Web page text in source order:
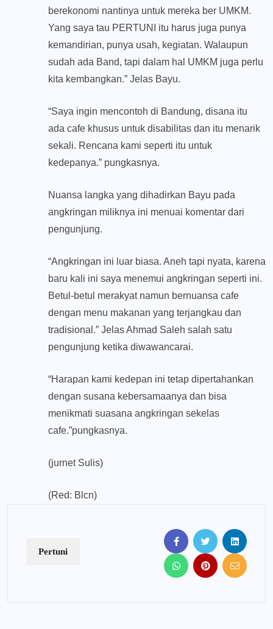
berekonomi nantinya untuk mereka ber UMKM.
Yang saya tau PERTUNI itu harus juga punya
kemandirian, punya usah, kegiatan. Walaupun
sudah ada Band, tapi dalam hal UMKM juga perlu
kita kembangkan.” Jelas Bayu.
“Saya ingin mencontoh di Bandung, disana itu
ada cafe khusus untuk disabilitas dan itu menarik
sekali. Rencana kami seperti itu untuk
kedepanya.” pungkasnya.
Nuansa langka yang dihadirkan Bayu pada
angkringan miliknya ini menuai komentar dari
pengunjung.
“Angkringan ini luar biasa. Aneh tapi nyata, karena
baru kali ini saya menemui angkringan seperti ini.
Betul-betul merakyat namun bernuansa cafe
dengan menu makanan yang terjangkau dan
tradisional.” Jelas Ahmad Saleh salah satu
pengunjung ketika diwawancarai.
“Harapan kami kedepan ini tetap dipertahankan
dengan susana kebersamaanya dan bisa
menikmati suasana angkringan sekelas
cafe.”pungkasnya.
(jurnet Sulis)
(Red: Blcn)
Pertuni